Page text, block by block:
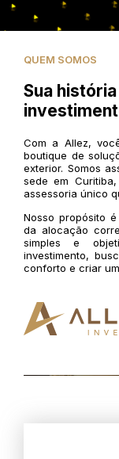
QUEM SOMOS
Sua
Com a Allez,
boutique de
exterior. Somos
sede em
assessoria único
Nosso propósito
da alocação
simples e
investimento,
conforto e criar